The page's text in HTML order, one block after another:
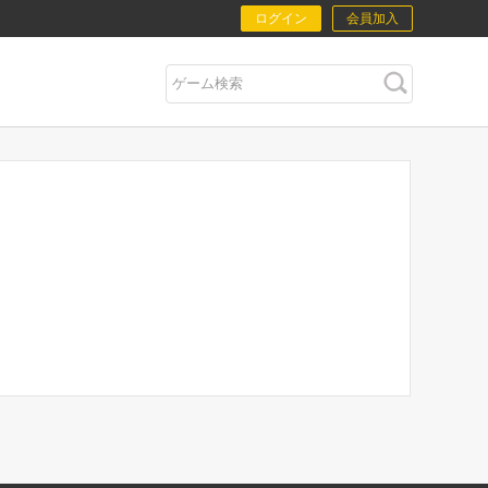
ログイン 会員加入